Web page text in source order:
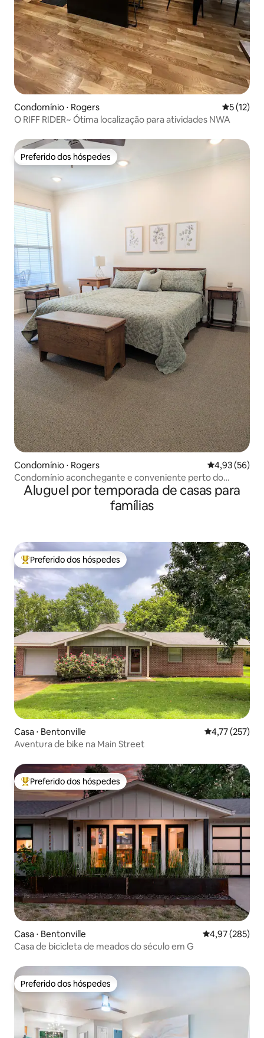
Condomínio ⋅ Rogers 5 de uma
5 (12)
O RIFF RIDER~ Ótima localização para atividades NWA
Preferido dos hóspedes
Preferido dos hóspedes
Condomínio ⋅ Rogers 4,93 de uma
4,93 (56)
Condomínio aconchegante e conveniente perto do
Walmart AMP!
Aluguel por temporada de casas para
famílias
Entre os melhores preferidos dos hóspedes
Preferido dos hóspedes
Casa ⋅ Bentonville 4,77 de uma
4,77 (257)
Aventura de bike na Main Street
Entre os melhores preferidos dos hóspedes
Preferido dos hóspedes
Casa ⋅ Bentonville 4,97 de uma
4,97 (285)
Casa de bicicleta de meados do século em G
Preferido dos hóspedes
Preferido dos hóspedes